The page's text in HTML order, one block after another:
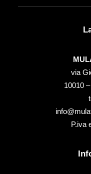
via
10010
P.iva